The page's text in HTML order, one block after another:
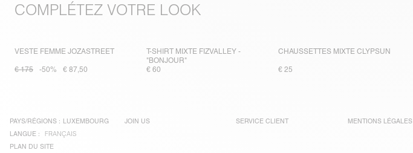
COMPLÉTEZ VOTRE LOOK
VESTE FEMME JOZASTREET
€ 175 -50% € 87,50
T-SHIRT MIXTE FIZVALLEY -
"BONJOUR"
€ 60
CHAUSSETTES MIXTE CLYPSUN
€ 25
PAYS/RÉGIONS :
LUXEMBOURG
LANGUE :
FRANÇAIS
PLAN DU SITE
JOIN US SERVICE CLIENT MENTIONS LÉGALES